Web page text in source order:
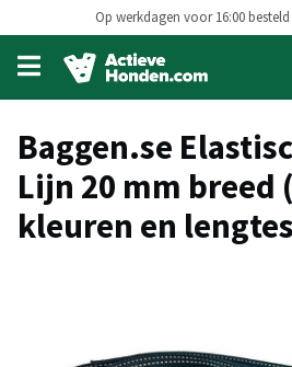
Op werkdagen voor 16:00 besteld
Open
main
menu
Baggen.se
Lijn 20 mm breed
kleuren en